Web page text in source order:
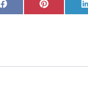
FacebookPinterest